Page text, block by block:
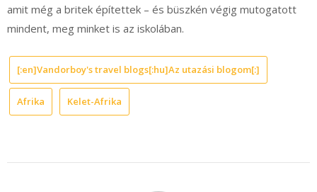
amit még a britek építettek – és büszkén végig mutogatott
mindent, meg minket is az iskolában.
[:en]Vandorboy's travel blogs[:hu]Az utazási blogom[:]
Afrika Kelet-Afrika